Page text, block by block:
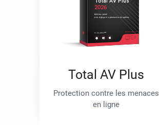
Total AV Plus
Protection contre les menaces
en ligne